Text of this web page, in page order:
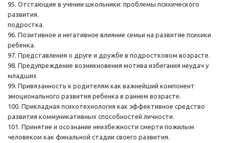
95. Отстающие в учении школьники: проблемы психического
развития.
подростка.
96. Позитивное и негативное влияние семьи на развитие психики
ребенка.
97. Представления о друге и дружбе в подростковом возрасте.
98. Предупреждение возникновения мотива избегания неудач у
младших
99. Привязанность к родителям как важнейший компонент
эмоционального развития ребенка в раннем возрасте.
100. Прикладная психотехнология как эффективное средство
развития коммуникативных способностей личности.
101. Принятие и осознание неизбежности смерти пожилым
человеком как финальной стадии своего развития.